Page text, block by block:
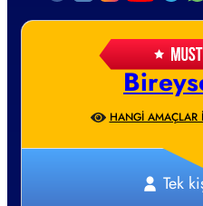
HANGI AMAÇLAR
Tek